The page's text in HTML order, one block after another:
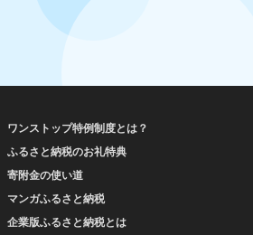
ワンストップ特例制度とは？
ふるさと納税のお礼特典
寄附金の使い道
マンガふるさと納税
企業版ふるさと納税とは